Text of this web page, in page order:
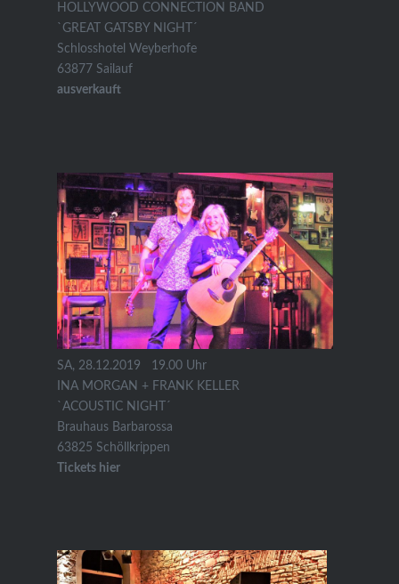
HOLLYWOOD CONNECTION BAND
`GREAT GATSBY NIGHT´
Schlosshotel Weyberhofe
63877 Sailauf
ausverkauft
SA, 28.12.2019 19.00 Uhr
INA MORGAN + FRANK KELLER
`ACOUSTIC NIGHT´
Brauhaus Barbarossa
63825 Schöllkrippen
Tickets hier